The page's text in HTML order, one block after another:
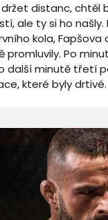
distanc, chtěl
ale ty si ho
kola, Fapšova
promluvily. Po
další minutě třetí
které byly drtivé.